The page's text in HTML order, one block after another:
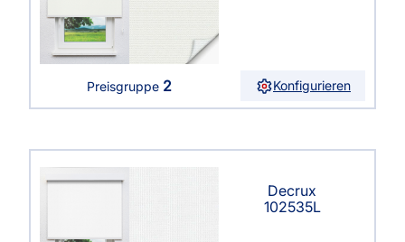
Preisgruppe 2 Konfigurieren
Decrux
102535L